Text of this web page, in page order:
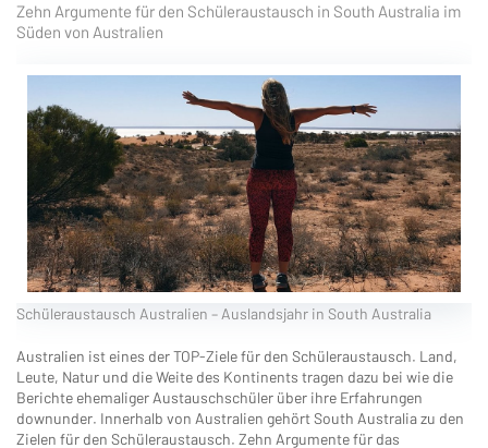
Zehn Argumente für den Schüleraustausch in South Australia im
Süden von Australien
Schüleraustausch Australien – Auslandsjahr in South Australia
Australien ist eines der TOP-Ziele für den Schüleraustausch. Land,
Leute, Natur und die Weite des Kontinents tragen dazu bei wie die
Berichte ehemaliger Austauschschüler über ihre Erfahrungen
downunder. Innerhalb von Australien gehört South Australia zu den
Zielen für den Schüleraustausch. Zehn Argumente für das